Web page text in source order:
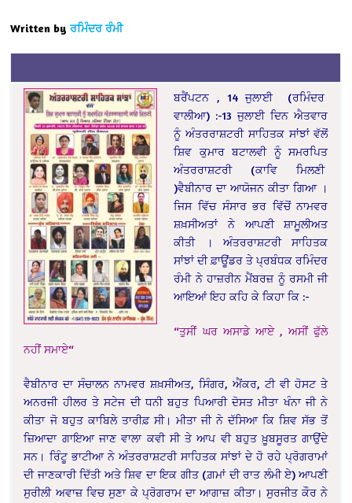
Written by ਰਮਿੰਦਰ ਰੰਮੀ
ਬਰੈਂਪਟਨ , 14 ਜੁਲਾਈ (ਰਮਿੰਦਰ
ਵਾਲੀਆ) :-13 ਜੁਲਾਈ ਦਿਨ ਐਤਵਾਰ
ਨੂੰ ਅੰਤਰਰਾਸ਼ਟਰੀ ਸਾਹਿਤਕ ਸਾਂਝਾਂ ਵੱਲੋਂ
ਸ਼ਿਵ ਕੁਮਾਰ ਬਟਾਲਵੀ ਨੂੰ ਸਮਰਪਿਤ
ਅੰਤਰਰਾਸ਼ਟਰੀ (ਕਾਵਿ ਮਿਲਣੀ
)ਵੈਬੀਨਾਰ ਦਾ ਆਯੋਜਨ ਕੀਤਾ ਗਿਆ ।
ਜਿਸ ਵਿੱਚ ਸੰਸਾਰ ਭਰ ਵਿੱਚੋਂ ਨਾਮਵਰ
ਸ਼ਖ਼ਸੀਅਤਾਂ ਨੇ ਆਪਣੀ ਸ਼ਾਮੂਲੀਅਤ
ਕੀਤੀ । ਅੰਤਰਰਾਸ਼ਟਰੀ ਸਾਹਿਤਕ
ਸਾਂਝਾਂ ਦੀ ਫ਼ਾਊਂਡਰ ਤੇ ਪ੍ਰਬੰਧਕ ਰਮਿੰਦਰ
ਰੰਮੀ ਨੇ ਹਾਜ਼ਰੀਨ ਮੈਂਬਰਜ਼ ਨੂੰ ਰਸਮੀ ਜੀ
ਆਇਆਂ ਇਹ ਕਹਿ ਕੇ ਕਿਹਾ ਕਿ :-
“ਤੁਸੀਂ ਘਰ ਅਸਾਡੇ ਆਏ , ਅਸੀਂ ਫੁੱਲੇ
ਨਹੀਂ ਸਮਾਏ“
ਵੈਬੀਨਾਰ ਦਾ ਸੰਚਾਲਨ ਨਾਮਵਰ ਸ਼ਖ਼ਸੀਅਤ, ਸਿੰਗਰ, ਐਂਕਰ, ਟੀ ਵੀ ਹੋਸਟ ਤੇ
ਅਨਰਜੀ ਹੀਲਰ ਤੇ ਸਟੇਜ ਦੀ ਧਨੀ ਬਹੁਤ ਪਿਆਰੀ ਦੋਸਤ ਮੀਤਾ ਖੰਨਾ ਜੀ ਨੇ
ਕੀਤਾ ਜੋ ਬਹੁਤ ਕਾਬਿਲੇ ਤਾਰੀਫ਼ ਸੀ। ਮੀਤਾ ਜੀ ਨੇ ਦੱਸਿਆ ਕਿ ਸ਼ਿਵ ਸੱਭ ਤੋਂ
ਜ਼ਿਆਦਾ ਗਾਇਆ ਜਾਣ ਵਾਲਾ ਕਵੀ ਸੀ ਤੇ ਆਪ ਵੀ ਬਹੁਤ ਖ਼ੂਬਸੂਰਤ ਗਾਉਂਦੇ
ਸਨ। ਰਿੰਟੂ ਭਾਟੀਆ ਨੇ ਅੰਤਰਰਾਸ਼ਟਰੀ ਸਾਹਿਤਕ ਸਾਂਝਾਂ ਦੇ ਹੋ ਰਹੇ ਪ੍ਰੋਗਰਾਮਾਂ
ਦੀ ਜਾਣਕਾਰੀ ਦਿੱਤੀ ਅਤੇ ਸ਼ਿਵ ਦਾ ਇਕ ਗੀਤ (ਗ਼ਮਾਂ ਦੀ ਰਾਤ ਲੰਮੀ ਏ) ਆਪਣੀ
ਸੁਰੀਲੀ ਅਵਾਜ਼ ਵਿਚ ਸੁਣਾ ਕੇ ਪ੍ਰੋਗਰਾਮ ਦਾ ਆਗਾਜ਼ ਕੀਤਾ। ਸੁਰਜੀਤ ਕੌਰ ਨੇ